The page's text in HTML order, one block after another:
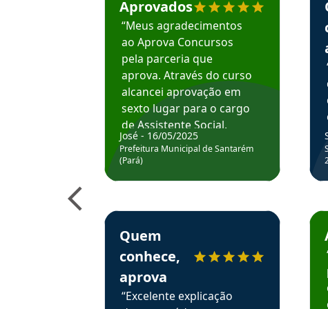
Aprovados
“Meus agradecimentos
ao Aprova Concursos
pela parceria que
aprova. Através do curso
alcancei aprovação em
sexto lugar para o cargo
de Assistente Social.
Hoje estou atuando na
Prefeitura de Santarém.
José - 16/05/2025
Prefeitura Municipal de Santarém
(Pará)
Estudante Elais recomenda o Aprova Concursos
Quem
conhece,
aprova
“Excelente explicação